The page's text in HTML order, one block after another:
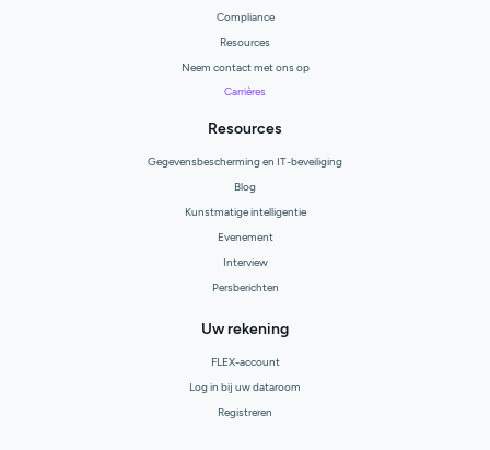
Compliance
Resources
Neem contact met ons op
Carrières
Resources
Gegevensbescherming en IT-beveiliging
Blog
Kunstmatige intelligentie
Evenement
Interview
Persberichten
Uw rekening
FLEX-account
Log in bij uw dataroom
Registreren